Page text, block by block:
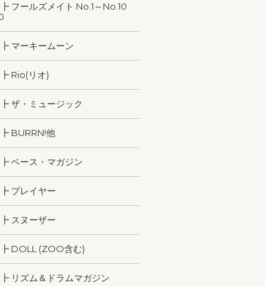
┣ フールズメイト No.1～No.10
┣ マーキームーン
┣ Rio(リオ)
┣ ザ・ミュージック
┣ BURRN!他
┣ ベース・マガジン
┣ プレイヤー
┣ スヌーザー
┣ DOLL (ZOO含む)
┣ リズム＆ドラムマガジン